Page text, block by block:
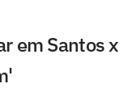
em Santos x